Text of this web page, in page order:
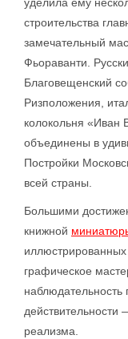
уделила ему
строительства
замечательный
Фьораванти.
Благовещенский
Ризположения,
колокольня «Иван
объединены в
Постройки
всей страны.
Большими
книжной
иллюстрированных
графическое
действительности
реализма.